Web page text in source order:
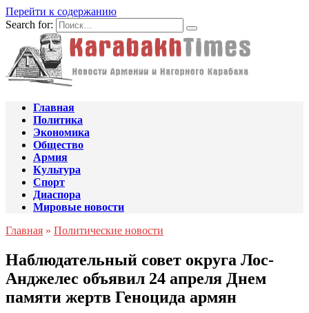
Перейти к содержанию
Search for:
Главная
Политика
Экономика
Общество
Армия
Культура
Спорт
Диаспора
Мировые новости
Главная » Политические новости
Наблюдательный совет округа Лос-
Анджелес объявил 24 апреля Днем
памяти жертв Геноцида армян